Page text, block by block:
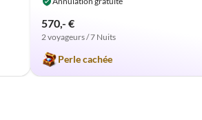
570,- €
2 voyageurs / 7 Nuits
Perle cachée